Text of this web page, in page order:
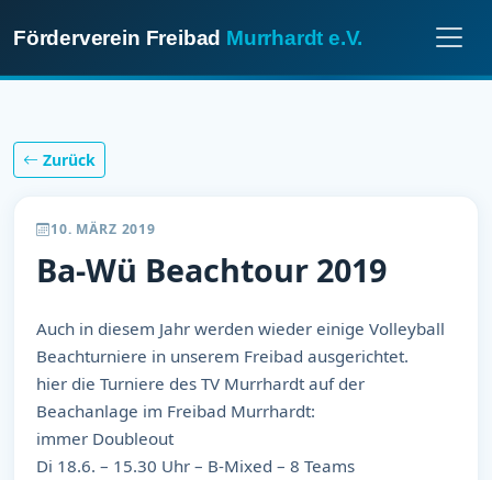
Förderverein Freibad Murrhardt e.V.
Zurück
10. MÄRZ 2019
Ba-Wü Beachtour 2019
Auch in diesem Jahr werden wieder einige Volleyball
Beachturniere in unserem Freibad ausgerichtet.
hier die Turniere des TV Murrhardt auf der
Beachanlage im Freibad Murrhardt:
immer Doubleout
Di 18.6. – 15.30 Uhr – B-Mixed – 8 Teams